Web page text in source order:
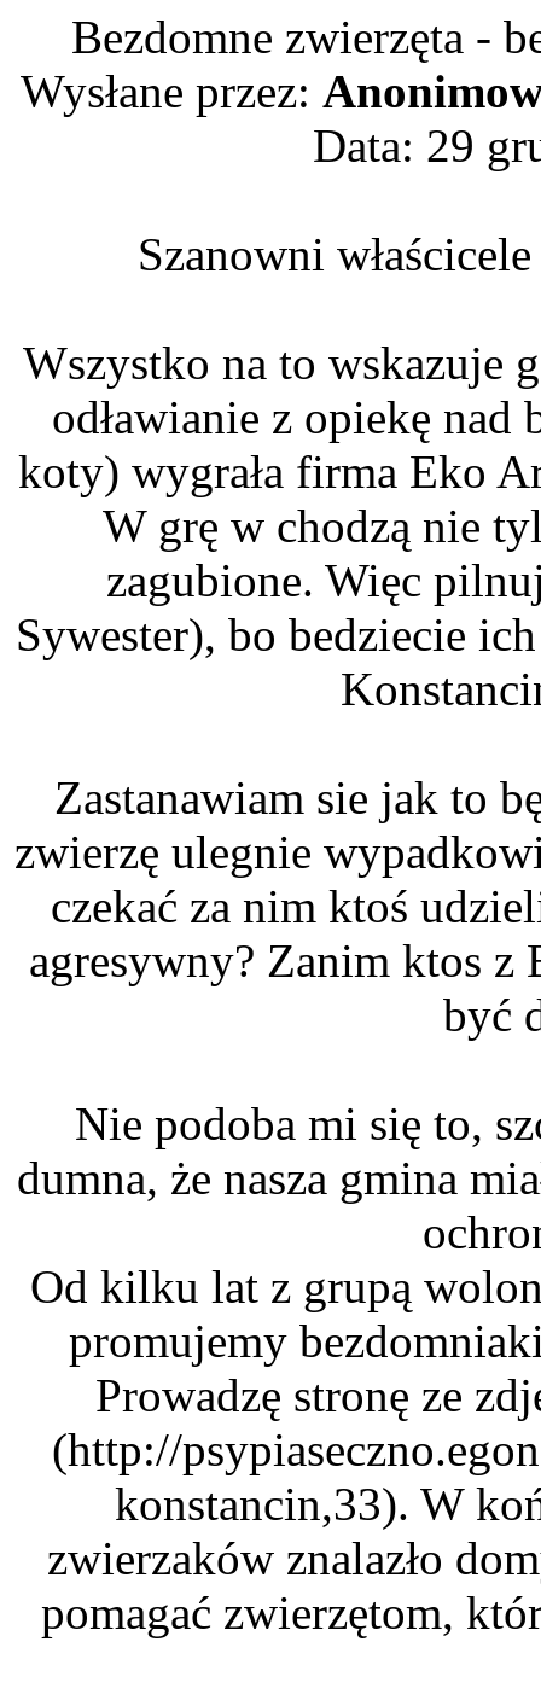
Bezdomne zwierzęta -
Wysłane przez:
Data: 29
Szanowni
Wszystko na to wskazuje
odławianie z opiekę
koty) wygrała firma Eko
W grę w chodzą nie
zagubione. Więc
Sywester), bo bedziecie
Zastanawiam sie jak to
zwierzę ulegnie
czekać za nim ktoś
agresywny? Zanim ktos z
być
Nie podoba mi się to,
dumna, że nasza gmina
Od kilku lat z grupą
promujemy
Prowadzę stronę ze
(http://
konstancin,33). W
zwierzaków znalazło
pomagać zwierzętom,